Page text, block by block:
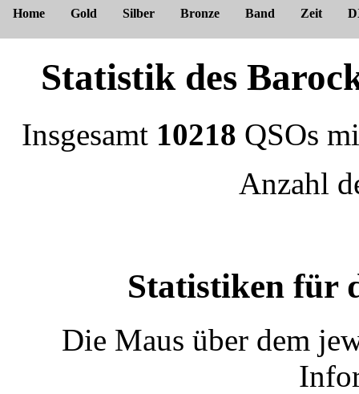
Home Gold Silber Bronze Band Zeit
Statistik des
Insgesamt 10218 QSOs
Anzahl
Statistiken für
Die Maus über dem